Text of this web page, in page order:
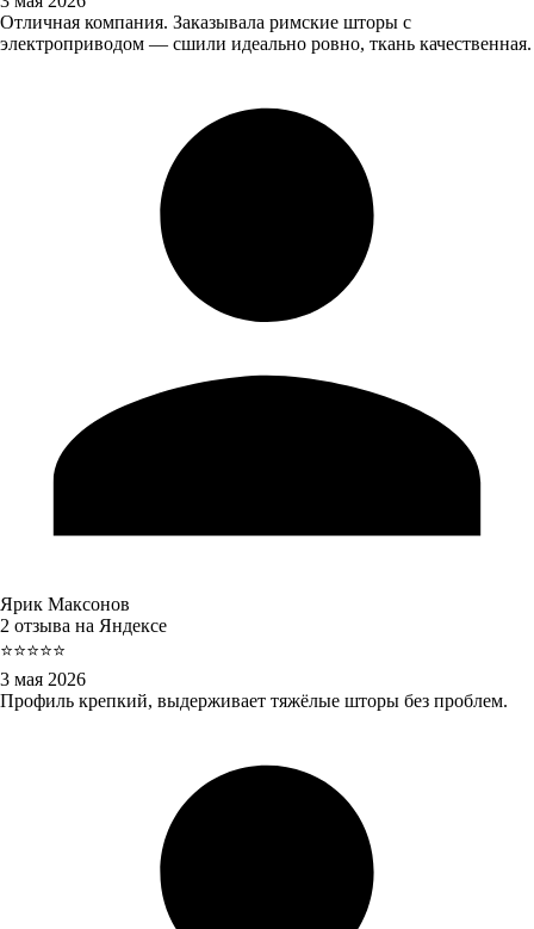
Отличная компания. Заказывала римские шторы с
электроприводом — сшили идеально ровно, ткань качественная.
Ярик Максонов
2 отзыва на Яндексе
⭐⭐⭐⭐⭐
3 мая 2026
Профиль крепкий, выдерживает тяжёлые шторы без проблем.